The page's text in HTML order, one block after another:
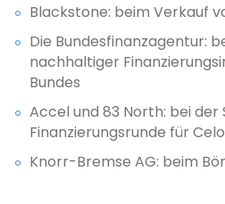
Blackstone: beim Verkauf
Die Bundesfinanzagentur:
nachhaltiger
Bundes
Accel und 83 North: bei der
Finanzierungsrunde für
Knorr-Bremse AG: beim